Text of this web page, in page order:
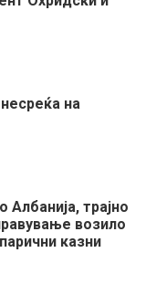
на
трајно
возило
казни